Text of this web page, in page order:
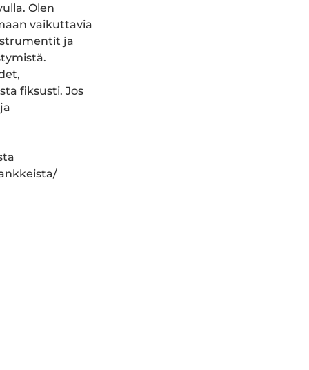
Olen
vaikuttavia
ja
fiksusti. Jos